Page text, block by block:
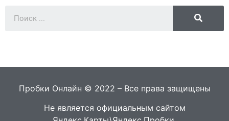
Пробки Онлайн © 2022 – Все права защищены
Не является официальным сайтом